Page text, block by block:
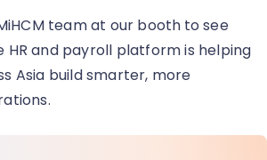
team at our booth to see
HR and payroll platform is helping
Asia build smarter, more